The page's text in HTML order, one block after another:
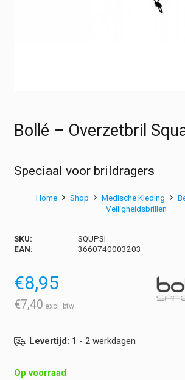
Bollé – Overzetbril
Speciaal voor brildragers
Home Shop Medische Kleding
Veiligheidsbrillen
SKU:
SQUPSI
EAN:
3660740003203
€8,95
€7,40
Levertijd: 1 - 2 werkdagen
Op voorraad